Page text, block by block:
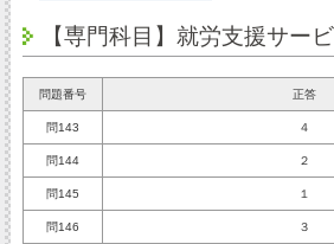
【専門科目】就労支援サー
問題番号 正答
問143 ４
問144 ２
問145 １
問146 ３